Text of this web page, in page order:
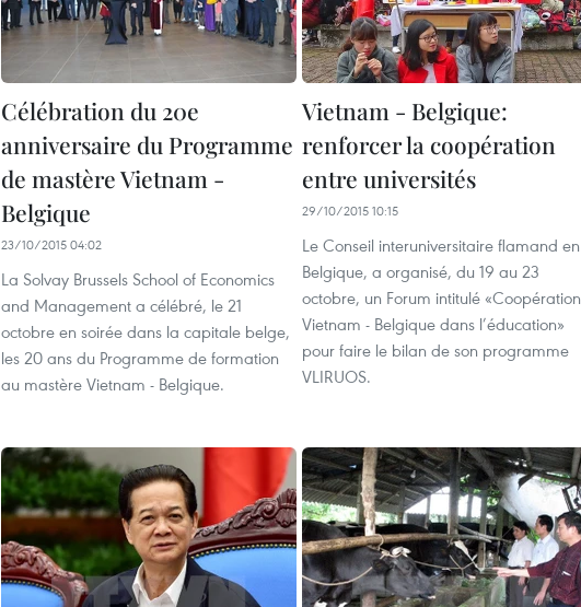
Célébration du 20e
anniversaire du Programme
de mastère Vietnam -
Belgique
23/10/2015 04:02
La Solvay Brussels School of Economics
and Management a célébré, le 21
octobre en soirée dans la capitale belge,
les 20 ans du Programme de formation
au mastère Vietnam - Belgique.
Vietnam - Belgique:
renforcer la coopération
entre universités
29/10/2015 10:15
Le Conseil interuniversitaire flamand en
Belgique, a organisé, du 19 au 23
octobre, un Forum intitulé «Coopération
Vietnam - Belgique dans l’éducation»
pour faire le bilan de son programme
VLIRUOS.